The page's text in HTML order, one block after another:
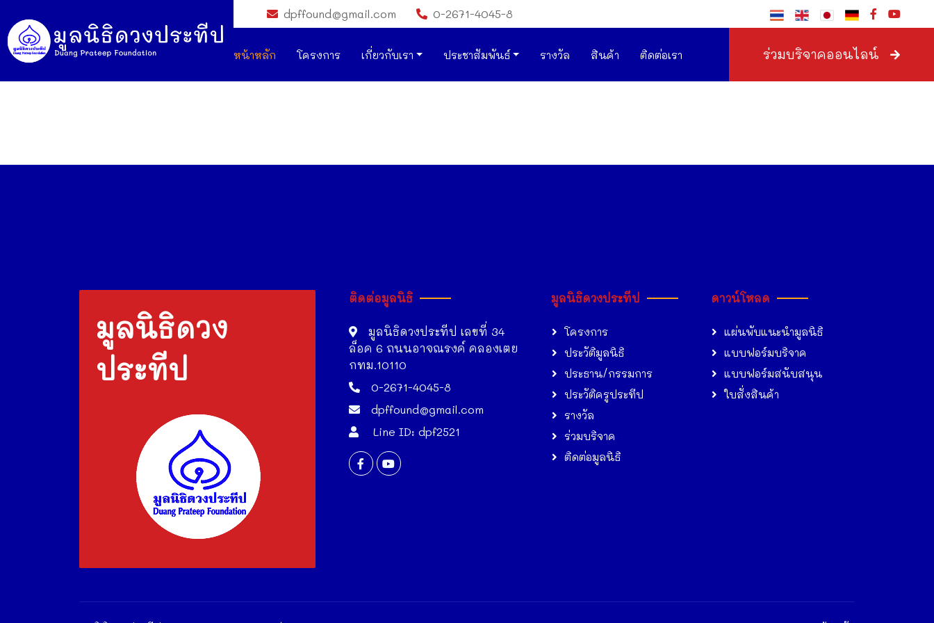
dpffound@gmail.com 0-2671-4045-8
หน้าหลัก โครงการ เกี่ยวกับเรา ประชาสัมพันธ์ รางวัล สินค้า ติดต่อเรา ร่วมบริจาคออนไลน์
มูลนิธิดวง
ประทีป
ติดต่อมูลนิธิ
มูลนิธิดวงประทีป เลขที่ 34
ล็อค 6 ถนนอาจณรงค์ คลองเตย
กทม.10110
0-2671-4045-8
dpffound@gmail.com
Line ID: dpf2521
มูลนิธิดวงประทีป
โครงการ
ประวัติมูลนิธิ
ประธาน/กรรมการ
ประวัติครูประทีป
รางวัล
ร่วมบริจาค
ติดต่อมูลนิธิ
ดาวน์โหลด
แผ่นพับแนะนำมูลนิธิ
แบบฟอร์มบริจาค
แบบฟอร์มสนับสนุน
ใบสั่งสินค้า